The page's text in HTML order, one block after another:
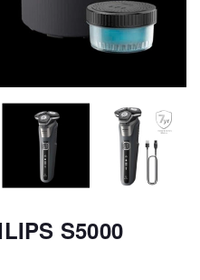
S5000